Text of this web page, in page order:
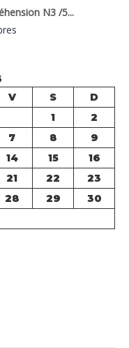
N3 /5...
V S
D
1
2
7 8
9
14 15
16
21 22
23
28 29
30